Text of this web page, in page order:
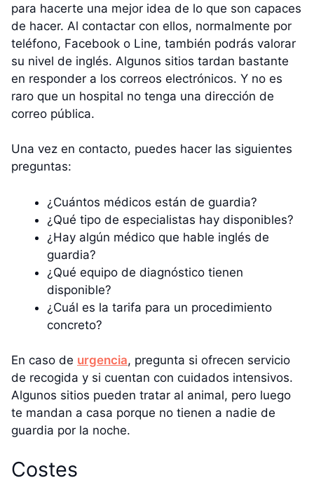
para hacerte una mejor idea de lo que son capaces
de hacer. Al contactar con ellos, normalmente por
teléfono, Facebook o Line, también podrás valorar
su nivel de inglés. Algunos sitios tardan bastante
en responder a los correos electrónicos. Y no es
raro que un hospital no tenga una dirección de
correo pública.
Una vez en contacto, puedes hacer las siguientes
preguntas:
¿Cuántos médicos están de guardia?
¿Qué tipo de especialistas hay disponibles?
¿Hay algún médico que hable inglés de
guardia?
¿Qué equipo de diagnóstico tienen
disponible?
¿Cuál es la tarifa para un procedimiento
concreto?
En caso de urgencia, pregunta si ofrecen servicio
de recogida y si cuentan con cuidados intensivos.
Algunos sitios pueden tratar al animal, pero luego
te mandan a casa porque no tienen a nadie de
guardia por la noche.
Costes